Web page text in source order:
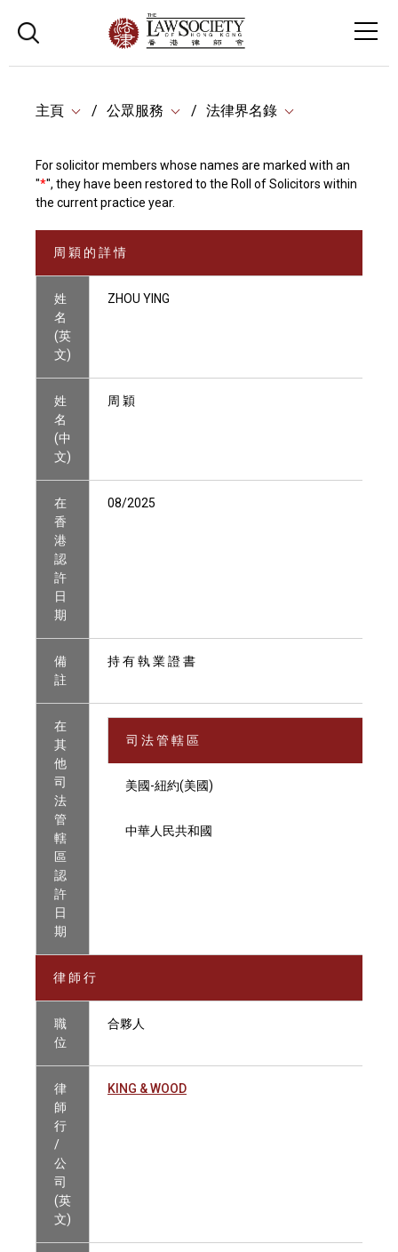
主頁 公眾服務 法律界名錄
For solicitor members whose names are marked with an
"*", they have been restored to the Roll of Solicitors within
the current practice year.
周 穎 的 詳 情
姓
名
(英
文)
ZHOU YING
姓
名
(中
文)
周 穎
在
香
港
認
許
日
期
08/2025
備
註
持 有 執 業 證 書
在
其
他
司
法
管
轄
區
認
許
日
期
司 法 管 轄 區
美國-紐約(美國)
中華人民共和國
律 師 行
職
位
合夥人
律
師
行
/
公
司
(英
文)
KING & WOOD